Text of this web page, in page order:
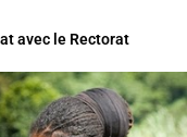
avec le Rectorat